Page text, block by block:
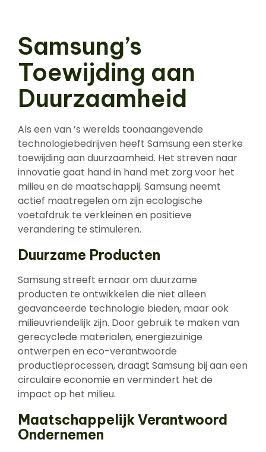
Samsung’s
Toewijding aan
Duurzaamheid
Als een van ’s werelds toonaangevende
technologiebedrijven heeft Samsung een sterke
toewijding aan duurzaamheid. Het streven naar
innovatie gaat hand in hand met zorg voor het
milieu en de maatschappij. Samsung neemt
actief maatregelen om zijn ecologische
voetafdruk te verkleinen en positieve
verandering te stimuleren.
Duurzame Producten
Samsung streeft ernaar om duurzame
producten te ontwikkelen die niet alleen
geavanceerde technologie bieden, maar ook
milieuvriendelijk zijn. Door gebruik te maken van
gerecyclede materialen, energiezuinige
ontwerpen en eco-verantwoorde
productieprocessen, draagt Samsung bij aan een
circulaire economie en vermindert het de
impact op het milieu.
Maatschappelijk Verantwoord
Ondernemen